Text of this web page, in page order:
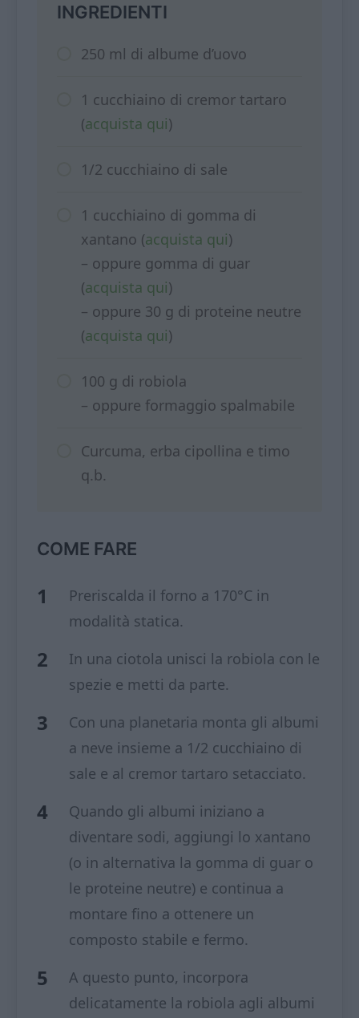
INGREDIENTI
250 ml di albume d’uovo
1 cucchiaino di cremor tartaro
(acquista qui)
1/2 cucchiaino di sale
1 cucchiaino di gomma di
xantano (acquista qui)
– oppure gomma di guar
(acquista qui)
– oppure 30 g di proteine neutre
(acquista qui)
100 g di robiola
– oppure formaggio spalmabile
Curcuma, erba cipollina e timo
q.b.
COME FARE
Preriscalda il forno a 170°C in
modalità statica.
In una ciotola unisci la robiola con le
spezie e metti da parte.
Con una planetaria monta gli albumi
a neve insieme a 1/2 cucchiaino di
sale e al cremor tartaro setacciato.
Quando gli albumi iniziano a
diventare sodi, aggiungi lo xantano
(o in alternativa la gomma di guar o
le proteine neutre) e continua a
montare fino a ottenere un
composto stabile e fermo.
A questo punto, incorpora
delicatamente la robiola agli albumi